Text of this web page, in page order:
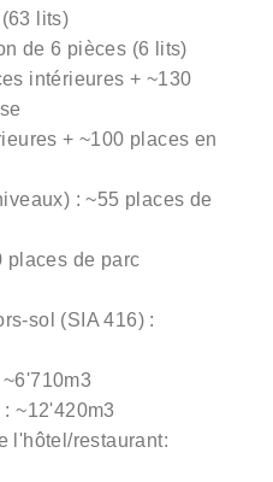
lits)
de 6 pièces (6 lits)
intérieures + ~130
+ ~100 places en
: ~55 places de
places de parc
sol (SIA 416) :
~12'420m3
l'hôtel/restaurant: